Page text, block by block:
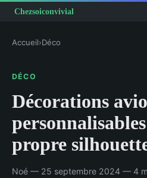
Accueil›Déco
DÉCO
Décorations
propre
Noé — 25 septembre 2024 — 4